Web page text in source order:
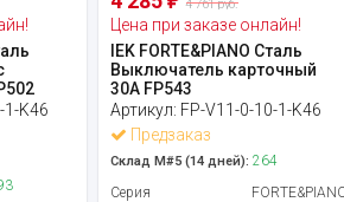
1-K46
4 761 руб.
Цена при заказе онлайн!
IEK FORTE&PIANO Сталь
Выключатель карточный
30А FP543
Артикул: FP-V11-0-10-1-K46
Предзаказ
Склад М#5 (14 дней): 264
Серия